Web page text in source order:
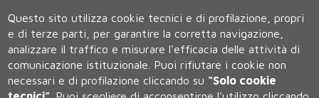
Questo sito utilizza cookie tecnici e di profilazione, propri
e di terze parti, per garantire la corretta navigazione,
analizzare il traffico e misurare l'efficacia delle attività di
comunicazione istituzionale. Puoi rifiutare i cookie non
necessari e di profilazione cliccando su “Solo cookie